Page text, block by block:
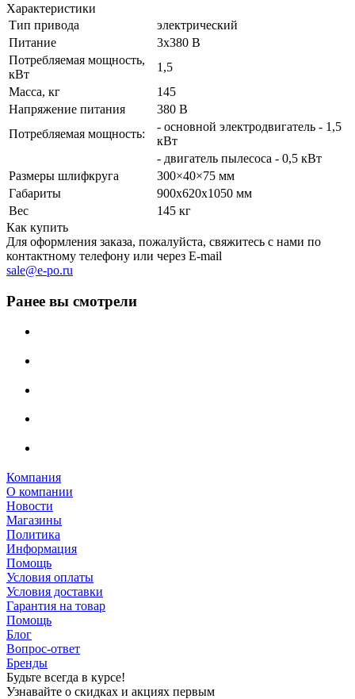
Характеристики
Тип привода
электрический
Питание
3х380 В
Потребляемая мощность,
кВт
1,5
Масса, кг
145
Напряжение питания
380 В
Потребляемая мощность:
- основной электродвигатель - 1,5
кВт
- двигатель пылесоса - 0,5 кВт
Размеры шлифкруга
300×40×75 мм
Габариты
900х620х1050 мм
Вес
145 кг
Как купить
Для оформления заказа, пожалуйста, свяжитесь с нами по
контактному телефону или через E-mail
sale@e-po.ru
Ранее вы смотрели
Компания
О компании
Новости
Магазины
Политика
Информация
Помощь
Условия оплаты
Условия доставки
Гарантия на товар
Помощь
Блог
Вопрос-ответ
Бренды
Будьте всегда в курсе!
Узнавайте о скидках и акциях первым